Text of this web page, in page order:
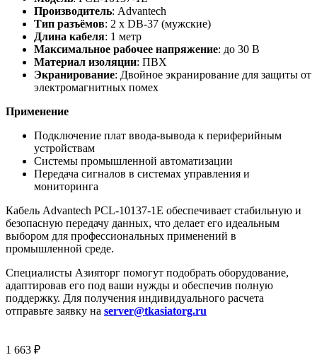
Производитель: Advantech
Тип разъёмов: 2 x DB-37 (мужские)
Длина кабеля: 1 метр
Максимальное рабочее напряжение: до 30 В
Материал изоляции: ПВХ
Экранирование: Двойное экранирование для защиты от
электромагнитных помех
Применение
Подключение плат ввода-вывода к периферийным
устройствам
Системы промышленной автоматизации
Передача сигналов в системах управления и
мониторинга
Кабель Advantech PCL-10137-1E обеспечивает стабильную и
безопасную передачу данных, что делает его идеальным
выбором для профессиональных применений в
промышленной среде.
Специалисты Азияторг помогут подобрать оборудование,
адаптировав его под ваши нужды и обеспечив полную
поддержку. Для получения индивидуального расчета
отправьте заявку на server@tkasiatorg.ru
1 663 ₽